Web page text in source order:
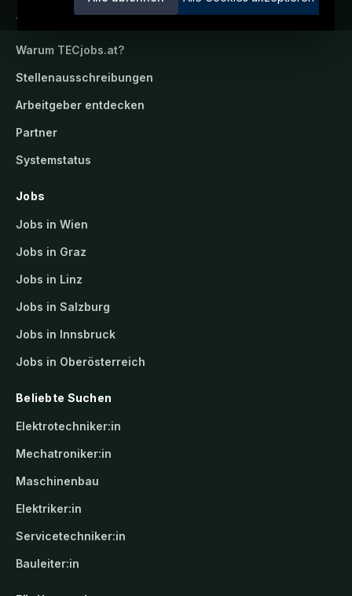
TECjobs.at
Warum TECjobs.at?
Stellenausschreibungen
Arbeitgeber entdecken
Partner
Systemstatus
Jobs
Jobs in Wien
Jobs in Graz
Jobs in Linz
Jobs in Salzburg
Jobs in Innsbruck
Jobs in Oberösterreich
Beliebte Suchen
Elektrotechniker:in
Mechatroniker:in
Maschinenbau
Elektriker:in
Servicetechniker:in
Bauleiter:in